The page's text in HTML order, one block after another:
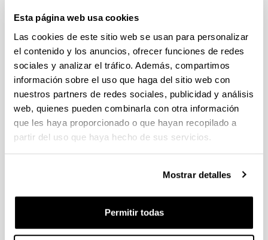
Esta página web usa cookies
Las cookies de este sitio web se usan para personalizar
el contenido y los anuncios, ofrecer funciones de redes
sociales y analizar el tráfico. Además, compartimos
información sobre el uso que haga del sitio web con
nuestros partners de redes sociales, publicidad y análisis
web, quienes pueden combinarla con otra información
que les haya proporcionado o que hayan recopilado a
partir del uso que haya hecho de sus servicios.
Mostrar detalles
Permitir todas
Erasmus+ Movilidad de Docencia o
Formación para PDI
Erasmus+ Movilidad de Formación para
PTGAS
Erasmus+ Movilidad Entrante para
Profesionales
EAIE (PDI/ PTGAS)